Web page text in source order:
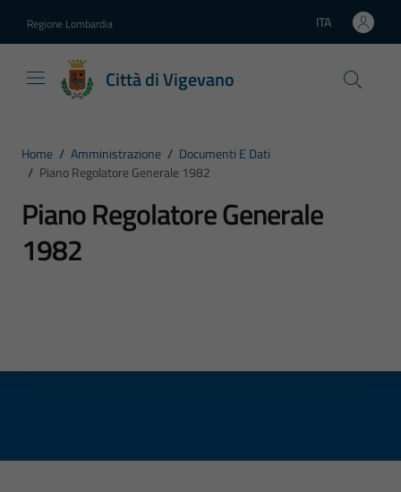
Regione Lombardia Lingua attiva:
ITA
Città di Vigevano
Home / Amministrazione / Documenti E Dati
/ Piano Regolatore Generale 1982
Piano Regolatore Generale
1982